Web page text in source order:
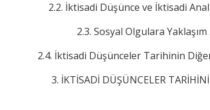
2.2. İktisadi Düşünce ve İktisadi Analiz
2.3. Sosyal Olgulara Yaklaşım
2.4. İktisadi Düşünceler Tarihinin Diğer
3. İKTİSADİ DÜŞÜNCELER